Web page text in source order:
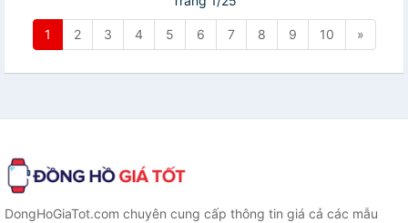
1 2 3 4 5 6 7 8 9 10 »
DongHoGiaTot.com chuyên cung cấp thông tin giá cả các mẫu